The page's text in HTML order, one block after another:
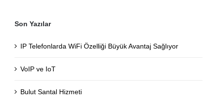
Son Yazılar
IP Telefonlarda WiFi Özelliği Büyük Avantaj Sağlıyor
VoIP ve IoT
Bulut Santal Hizmeti